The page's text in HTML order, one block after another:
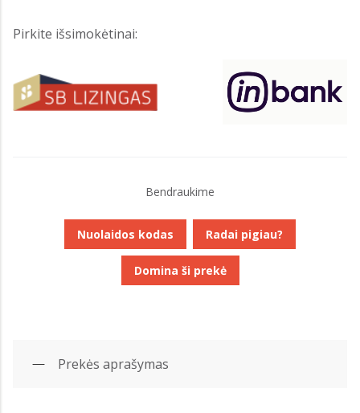
Pirkite išsimokėtinai:
Bendraukime
Nuolaidos kodas Radai pigiau?
Domina ši prekė
Prekės aprašymas